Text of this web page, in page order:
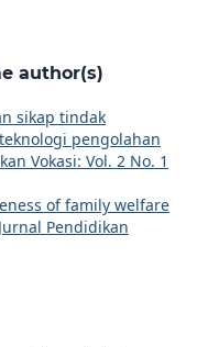
author(s)
sikap tindak
pengolahan
Vokasi: Vol. 2 No. 1
of family welfare
Jurnal Pendidikan